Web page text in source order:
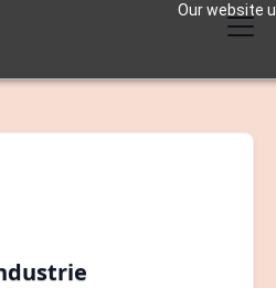
Our website